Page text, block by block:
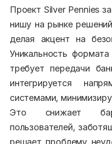
Проект Silver Pennies
нишу на рынке
делая акцент на
Уникальность
требует передачи
интегрируется
системами,
Это снижает
пользователей,
решает проблему